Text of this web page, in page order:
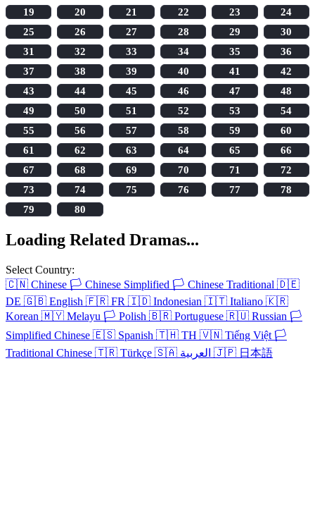
19
20 21 22 23
24
25
26 27 28 29
30
31
32 33 34 35
36
37
38 39 40 41
42
43
44 45 46 47
48
49
50 51 52 53
54
55
56 57 58 59
60
61
62 63 64 65
66
67
68 69 70 71
72
73
74 75 76 77
78
79
80
Loading Related Dramas...
Select Country:
🇨🇳 Chinese 🏳️ Chinese Simplified 🏳️ Chinese Traditional 🇩🇪
DE 🇬🇧 English 🇫🇷 FR 🇮🇩 Indonesian 🇮🇹 Italiano 🇰🇷
Korean 🇲🇾 Melayu 🏳️ Polish 🇧🇷 Portuguese 🇷🇺 Russian 🏳️
Simplified Chinese 🇪🇸 Spanish 🇹🇭 TH 🇻🇳 Tiếng Việt 🏳️
Traditional Chinese 🇹🇷 Türkçe 🇸🇦 🇯🇵 日本語